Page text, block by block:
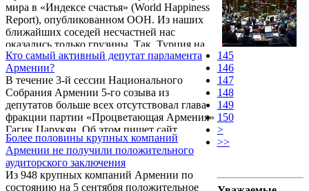
мира в «Индексе счастья» (World Happiness
Report), опубликованном ООН. Из наших
ближайших соседей несчастней нас
оказались только грузины. Так, Турция на
77 месте, Иран – на 115-ом, на следующей
строчке Азербайджан, а Грузия
расположилась на 134 строчке рейтинга.
Кто самый активный депутат парламента
Армении?
В течение 3-й сессии Национального
Собрания Армении 5-го созыва из
депутатов больше всех отсутствовал глава
фракции партии «Процветающая Армения»
Гагик Царукян. Об этом пишет сайт
parliamentmonitoring.am, подводя итоги
весенней сессии парламента.
Более половины крупных компаний
Армении не получили положительного
аудиторского заключения
Из 948 крупных компаний Армении по
состоянию на 5 сентября положительное
145
146
147
148
149
150
>
>>